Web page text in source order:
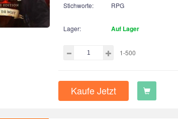
Stichworte: RPG
Lager: Auf Lager
1-500
Kaufe Jetzt